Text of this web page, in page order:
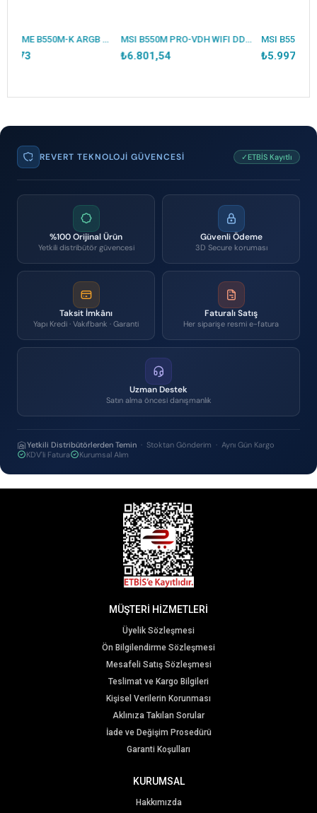
ASUS PRIME B550M-K ARGB DDR4 5100MHZ 1XHDMI 1XDP 2XM.2 USB 3.2 MATX AM4 (AMD AM4 5000/4000G/3000 SERİLERİ İLE UYUMLU) MSI B550M PRO-VDH WIFI DDR4 4400MHZ 1XVGA 1XHDMI 1XDP 2XM.2 USB 3.2 MATX AM4 (AMD 5000/4000G/3000 SERİLERİ İLE UYUMLU)
₺6.801,54 ₺5.997,72
REVERT TEKNOLOJI GÜVENCESI ✓ETBİS Kayıtlı
%100 Orijinal Ürün
Yetkili distribütör güvencesi
Güvenli Ödeme
3D Secure koruması
Taksit İmkânı
Yapı Kredi · Vakıfbank · Garanti
Faturalı Satış
Her siparişe resmi e-fatura
Uzman Destek
Satın alma öncesi danışmanlık
Yetkili Distribütörlerden Temin · Stoktan Gönderim · Aynı Gün Kargo
KDV'li Fatura
Kurumsal Alım
MÜŞTERİ HİZMETLERİ
Üyelik Sözleşmesi
Ön Bilgilendirme Sözleşmesi
Mesafeli Satış Sözleşmesi
Teslimat ve Kargo Bilgileri
Kişisel Verilerin Korunması
Aklınıza Takılan Sorular
İade ve Değişim Prosedürü
Garanti Koşulları
KURUMSAL
Hakkımızda